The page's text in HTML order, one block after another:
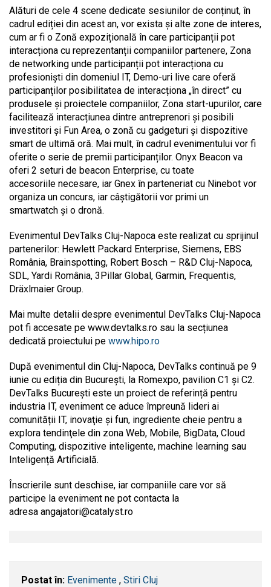
Alături de cele 4 scene dedicate sesiunilor de conținut, în
cadrul ediției din acest an, vor exista și alte zone de interes,
cum ar fi o Zonă expozițională în care participanții pot
interacționa cu reprezentanții companiilor partenere, Zona
de networking unde participanții pot interacționa cu
profesioniști din domeniul IT, Demo-uri live care oferă
participanților posibilitatea de interacționa „în direct” cu
produsele și proiectele companiilor, Zona start-upurilor, care
facilitează interacțiunea dintre antreprenori și posibili
investitori și Fun Area, o zonă cu gadgeturi și dispozitive
smart de ultimă oră. Mai mult, în cadrul evenimentului vor fi
oferite o serie de premii participanților. Onyx Beacon va
oferi 2 seturi de beacon Enterprise, cu toate
accesoriile necesare, iar Gnex în parteneriat cu Ninebot vor
organiza un concurs, iar câștigătorii vor primi un
smartwatch și o dronă.
Evenimentul DevTalks Cluj-Napoca este realizat cu sprijinul
partenerilor: Hewlett Packard Enterprise, Siemens, EBS
România, Brainspotting, Robert Bosch – R&D Cluj-Napoca,
SDL, Yardi România, 3Pillar Global, Garmin, Frequentis,
Dräxlmaier Group.
Mai multe detalii despre evenimentul DevTalks Cluj-Napoca
pot fi accesate pe www.devtalks.ro sau la secțiunea
dedicată proiectului pe www.hipo.ro
După evenimentul din Cluj-Napoca, DevTalks continuă pe 9
iunie cu ediția din București, la Romexpo, pavilion C1 și C2.
DevTalks București este un proiect de referință pentru
industria IT, eveniment ce aduce împreună lideri ai
comunității IT, inovaţie şi fun, ingrediente cheie pentru a
explora tendinţele din zona Web, Mobile, BigData, Cloud
Computing, dispozitive inteligente, machine learning sau
Inteligență Artificială.
Înscrierile sunt deschise, iar companiile care vor să
participe la eveniment ne pot contacta la
adresa angajatori@catalyst.ro
Postat în: Evenimente , Stiri Cluj